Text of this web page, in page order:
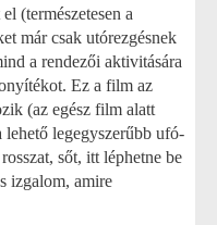
(természetesen a
már csak utórezgésnek
a rendezői aktivitására
Ez a film az
(az egész film alatt
lehető legegyszerűbb ufó-
sőt, itt léphetne be
izgalom, amire